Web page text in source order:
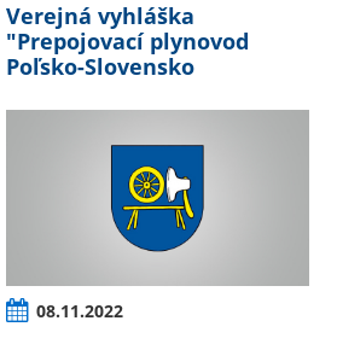
Verejná vyhláška
"Prepojovací plynovod
Poľsko-Slovensko
08.11.2022